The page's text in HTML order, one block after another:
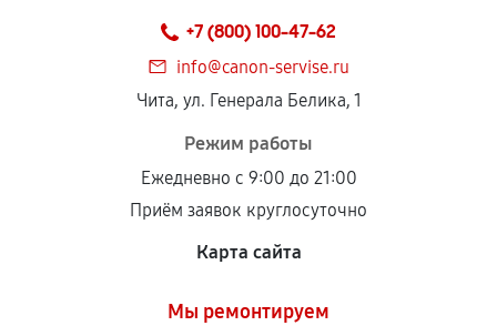
+7 (800) 100-47-62
info@canon-servise.ru
Чита, ул. Генерала Белика, 1
Режим работы
Ежедневно с 9:00 до 21:00
Приём заявок круглосуточно
Карта сайта
Мы ремонтируем